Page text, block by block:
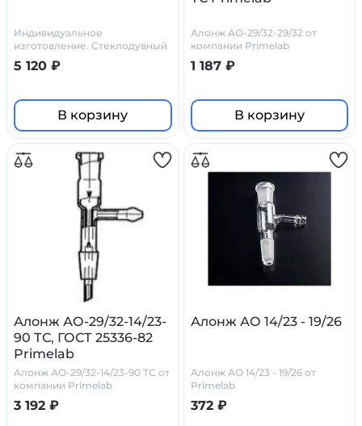
Индивидуальное
изготовление. Стеклодувный
цех Primelab
5 120 ₽
В корзину
Алонж АО-29/32-29/32 от
компании Primelab
1 187 ₽
В корзину
Алонж АО-29/32-14/23-
90 ТС, ГОСТ 25336-82
Primelab
Алонж АО-29/32-14/23-90 ТС от
компании Primelab
3 192 ₽
Алонж АО 14/23 - 19/26
Алонж АО 14/23 - 19/26 от
Primelab
372 ₽